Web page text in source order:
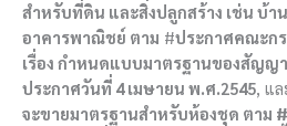
สำหรับที่ดิน และสิ่งปลูกสร้าง เช่น บ้
อาคารพาณิชย์ ตาม #ประกาศคณะก
เรื่อง กำหนดแบบมาตรฐานของสัญญ
ประกาศวันที่ 4 เมษายน พ.ศ.2545, แ
จะขายมาตรฐานสำหรับห้องชุด ตาม